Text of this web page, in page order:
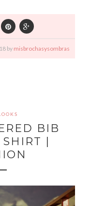
by misbrochasysombras
BIB
|